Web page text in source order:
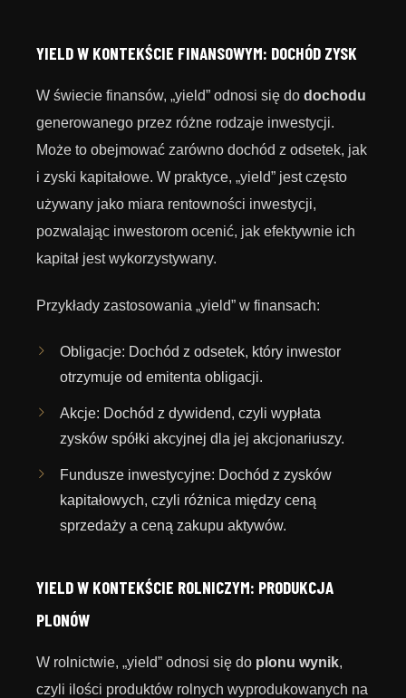
YIELD W KONTEKŚCIE FINANSOWYM: DOCHÓD ZYSK
W świecie finansów, „yield” odnosi się do dochodu
generowanego przez różne rodzaje inwestycji.
Może to obejmować zarówno dochód z odsetek, jak
i zyski kapitałowe. W praktyce, „yield” jest często
używany jako miara rentowności inwestycji,
pozwalając inwestorom ocenić, jak efektywnie ich
kapitał jest wykorzystywany.
Przykłady zastosowania „yield” w finansach:
Obligacje: Dochód z odsetek, który inwestor
otrzymuje od emitenta obligacji.
Akcje: Dochód z dywidend, czyli wypłata
zysków spółki akcyjnej dla jej akcjonariuszy.
Fundusze inwestycyjne: Dochód z zysków
kapitałowych, czyli różnica między ceną
sprzedaży a ceną zakupu aktywów.
YIELD W KONTEKŚCIE ROLNICZYM: PRODUKCJA
PLONÓW
W rolnictwie, „yield” odnosi się do plonu wynik,
czyli ilości produktów rolnych wyprodukowanych na